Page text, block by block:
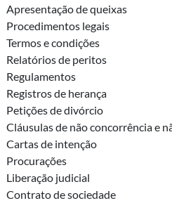
Apresentação de queixas
Procedimentos legais
Termos e condições
Relatórios de peritos
Regulamentos
Registros de herança
Petições de divórcio
Cláusulas de não concorrência e
Cartas de intenção
Procurações
Liberação judicial
Contrato de sociedade